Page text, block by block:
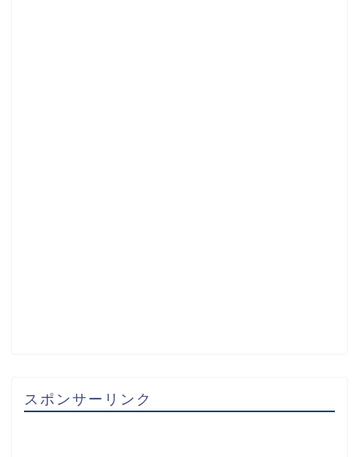
スポンサーリンク